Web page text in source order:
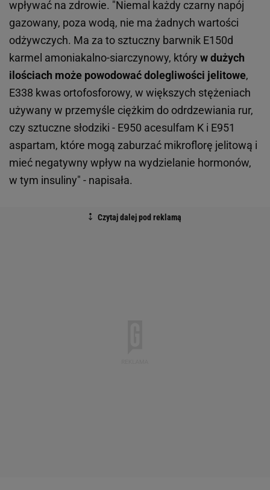
wpływać na zdrowie. "Niemal każdy czarny napój
gazowany, poza wodą, nie ma żadnych wartości
odżywczych. Ma za to sztuczny barwnik E150d
karmel amoniakalno-siarczynowy, który w dużych
ilościach może powodować dolegliwości jelitowe,
E338 kwas ortofosforowy, w większych stężeniach
używany w przemyśle ciężkim do odrdzewiania rur,
czy sztuczne słodziki - E950 acesulfam K i E951
aspartam, które mogą zaburzać mikroflorę jelitową i
mieć negatywny wpływ na wydzielanie hormonów,
w tym insuliny" - napisała.